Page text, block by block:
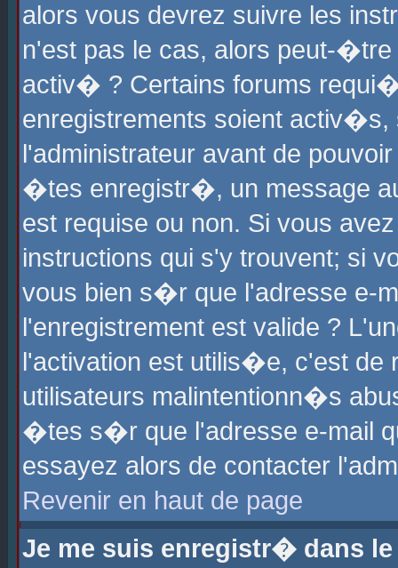
alors vous devrez suivre les
n'est pas le cas, alors peut-
activ� ? Certains forums
enregistrements soient
l'administrateur avant de
�tes enregistr�, un message
est requise ou non. Si vous
instructions qui s'y trouvent; si
vous bien s�r que l'adresse e-
l'enregistrement est valide ?
l'activation est utilis�e, c'est
utilisateurs malintentionn�s
�tes s�r que l'adresse e-mail
essayez alors de contacter
Revenir en haut de page
Je me suis enregistr� dans